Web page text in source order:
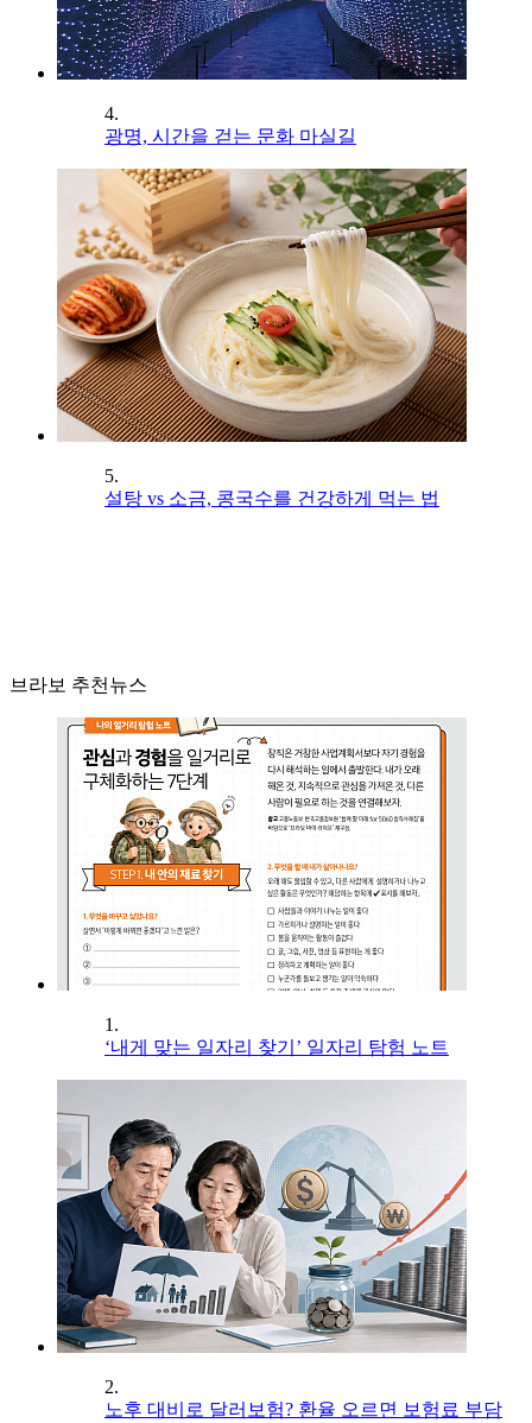
4.
광명, 시간을 걷는 문화 마실길
5.
설탕 vs 소금, 콩국수를 건강하게 먹는 법
브라보 추천뉴스
1.
‘내게 맞는 일자리 찾기’ 일자리 탐험 노트
2.
노후 대비로 달러보험? 환율 오르면 보험료 부담